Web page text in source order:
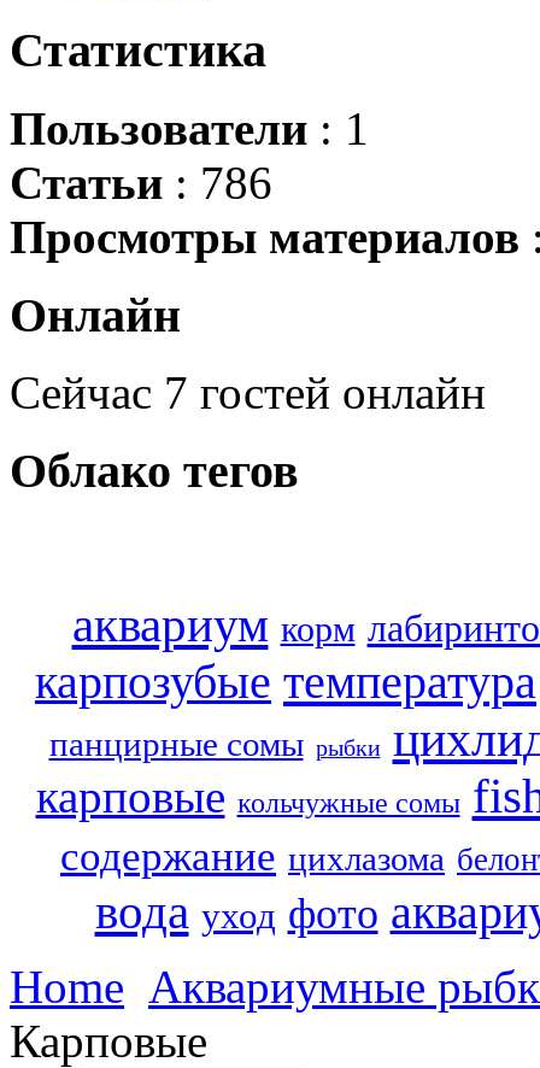
Статистика
Пользователи : 1
Статьи : 786
Просмотры материалов
Онлайн
Сейчас 7 гостей онлайн
Облако тегов
аквариум корм
карпозубые температура
панцирные сомы рыбки
карповые кольчужные сомы
содержание цихлазома
вода уход фото
Home Аквариумные
Карповые